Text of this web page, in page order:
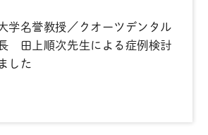
学名誉教授／クオーツデンタル
田上順次先生による症例検討
した